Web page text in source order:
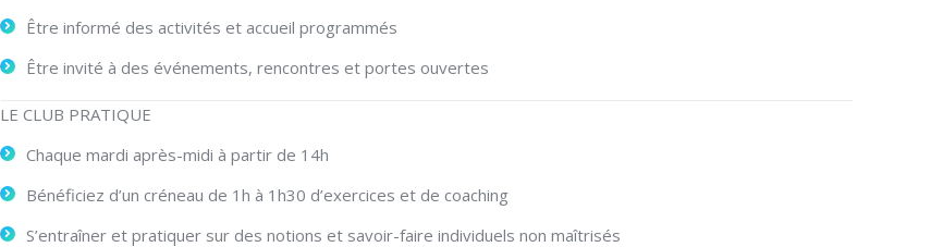
Être informé des activités et accueil programmés
Être invité à des événements, rencontres et portes ouvertes
LE CLUB PRATIQUE
Chaque mardi après-midi à partir de 14h
Bénéficiez d’un créneau de 1h à 1h30 d’exercices et de coaching
S’entraîner et pratiquer sur des notions et savoir-faire individuels non maîtrisés